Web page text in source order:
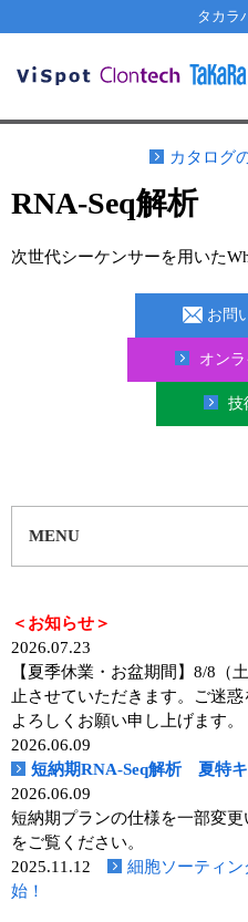
タカラ
機能解析・サイレンシング
核酸抽出・精製・標識
その他 ライセンスに関するご
遺伝子組換え生物該当製品
研究支援ツール
Cut-Site Navigator 制限酵素切断サ
In-Fusion Cloning プライマー
抗体検索サイト
リアルタイムPCR （インターカレ
リアルタイムPCR（プローブ法）
プライマー・プローブ検索
機器ソフトウェア・ベクター配
リアルタイムPCR実験ガイド
NGSポータルサイト
幹細胞・再生医療研究ガイド
クローニング実験ガイド
細胞選択ガイド
エピジェネティクス実験ガイ
RNAi実験ガイド
お問
カタログ
RNA-Seq解析
次世代シーケンサーを用いた
お問
オン
技
MENU
＜お知らせ＞
2026.07.23
【夏季休業・お盆期間】8/8（
止させていただきます。ご迷
よろしくお願い申し上げます。
2026.06.09
短納期RNA-Seq解析 夏特キ
2026.06.09
短納期プランの仕様を一部変
をご覧ください。
2025.11.12
細胞ソーティ
始！